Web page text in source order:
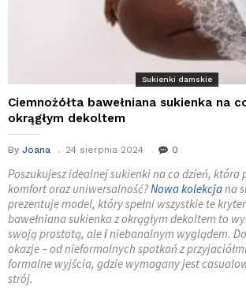
Sukienki damskie
Ciemnożółta bawełniana sukienka na
okrągłym dekoltem
By Joana 24 sierpnia 2024 0
Poszukujesz idealnej sukienki na co dzień, która
komfort oraz uniwersalność?Nowa kolekcjana
prezentuje model, który spełni wszystkie te
bawełniana sukienka z okrągłym dekoltem to
swoją prostotą, aleiniebanalnym wyglądem.
okazje – od nieformalnych spotkań z
formalne wyjścia, gdzie wymagany jest
strój.